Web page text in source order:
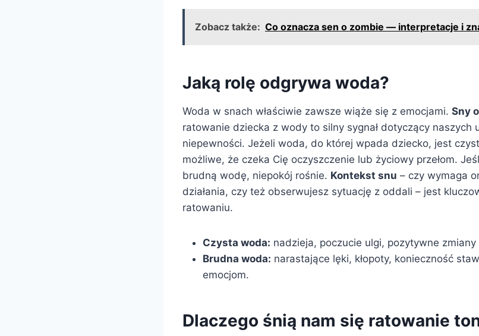
Zobacz także: Co oznacza sen o zombie — interpretacje i
Jaką rolę odgrywa woda?
Woda w snach właściwie zawsze wiąże się z emocjami. Sny
ratowanie dziecka z wody to silny sygnał dotyczący naszych
niepewności. Jeżeli woda, do której wpada dziecko, jest
możliwe, że czeka Cię oczyszczenie lub życiowy przełom.
brudną wodę, niepokój rośnie. Kontekst snu – czy wymaga
działania, czy też obserwujesz sytuację z oddali – jest
ratowaniu.
Czysta woda: nadzieja, poczucie ulgi, pozytywne
Brudna woda: narastające lęki, kłopoty, konieczność
emocjom.
Dlaczego śnią nam się ratowanie